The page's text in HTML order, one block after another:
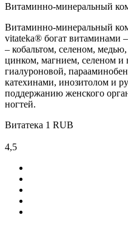
Витаминно-минеральный
Витаминно-минеральный
vitateka® богат
– кобальтом, селеном,
цинком, магнием, селеном и
гиалуроновой,
катехинами, инозитолом и
поддержанию женского
ногтей.
Витатека 1 RUB
4,5